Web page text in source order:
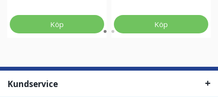
Köp Köp
Kundservice